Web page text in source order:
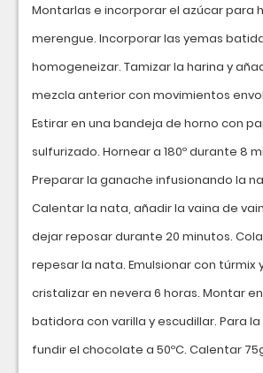
Montarlas e incorporar el azúcar para
merengue. Incorporar las yemas
homogeneizar. Tamizar la harina y
mezcla anterior con movimientos
Estirar en una bandeja de horno con
sulfurizado. Hornear a 180º durante 8
Preparar la ganache infusionando la
Calentar la nata, añadir la vaina de
dejar reposar durante 20 minutos.
repesar la nata. Emulsionar con túrmix
cristalizar en nevera 6 horas. Montar en
batidora con varilla y escudillar. Para
fundir el chocolate a 50ºC. Calentar